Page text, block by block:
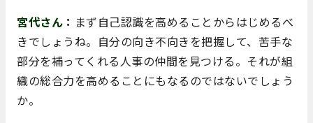
宮代さん ： まず自己認識を高めることからはじめるべ
きでしょうね。自分の向き不向きを把握して、苦手な
部分を補ってくれる人事の仲間を見つける。それが組
織の総合力を高めることにもなるのではないでしょう
か。